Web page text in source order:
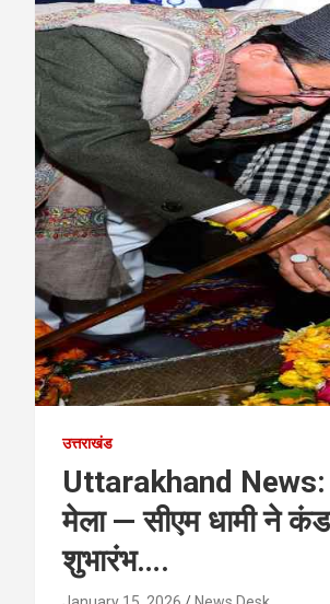
उत्तराखंड
Uttarakhand News:
मेला — सीएम धामी ने
शुभारंभ….